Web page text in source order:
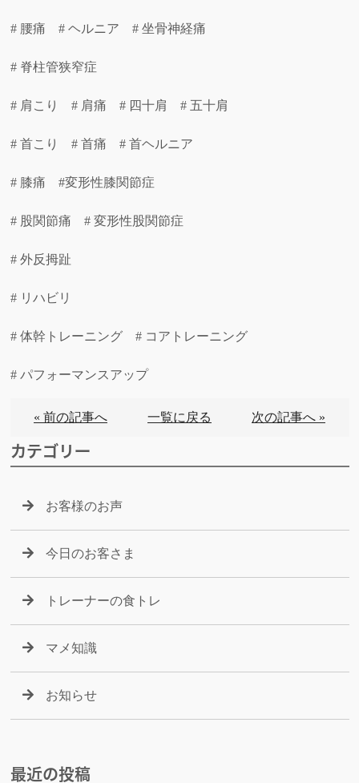
# 腰痛 # ヘルニア # 坐骨神経痛
# 脊柱管狭窄症
# 肩こり # 肩痛 # 四十肩 # 五十肩
# 首こり # 首痛 # 首ヘルニア
# 膝痛 #変形性膝関節症
# 股関節痛 # 変形性股関節症
# 外反拇趾
# リハビリ
# 体幹トレーニング # コアトレーニング
# パフォーマンスアップ
« 前の記事へ 一覧に戻る 次の記事へ »
カテゴリー
お客様のお声
今日のお客さま
トレーナーの食トレ
マメ知識
お知らせ
最近の投稿